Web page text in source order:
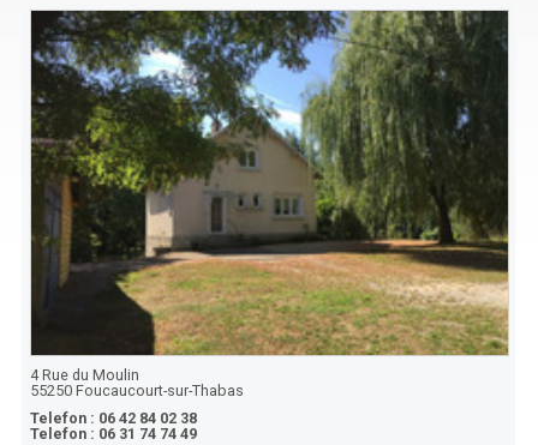
4 Rue du Moulin
55250Foucaucourt-sur-Thabas
Telefon : 06 42 84 02 38
Telefon : 06 31 74 74 49